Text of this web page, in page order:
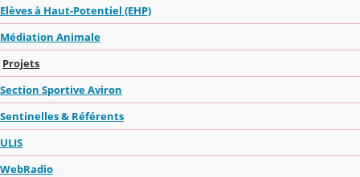
Elèves à Haut-Potentiel (EHP)
Médiation Animale
Projets
Section Sportive Aviron
Sentinelles & Référents
ULIS
WebRadio